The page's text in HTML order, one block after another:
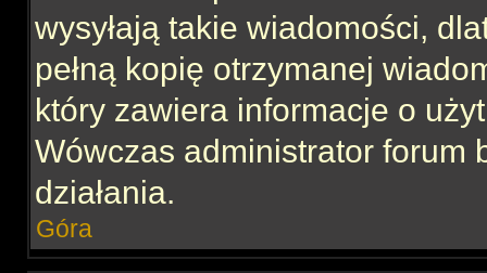
wysyłają takie wiadomości,
pełną kopię otrzymanej
który zawiera informacje o
Wówczas administrator forum
działania.
Góra